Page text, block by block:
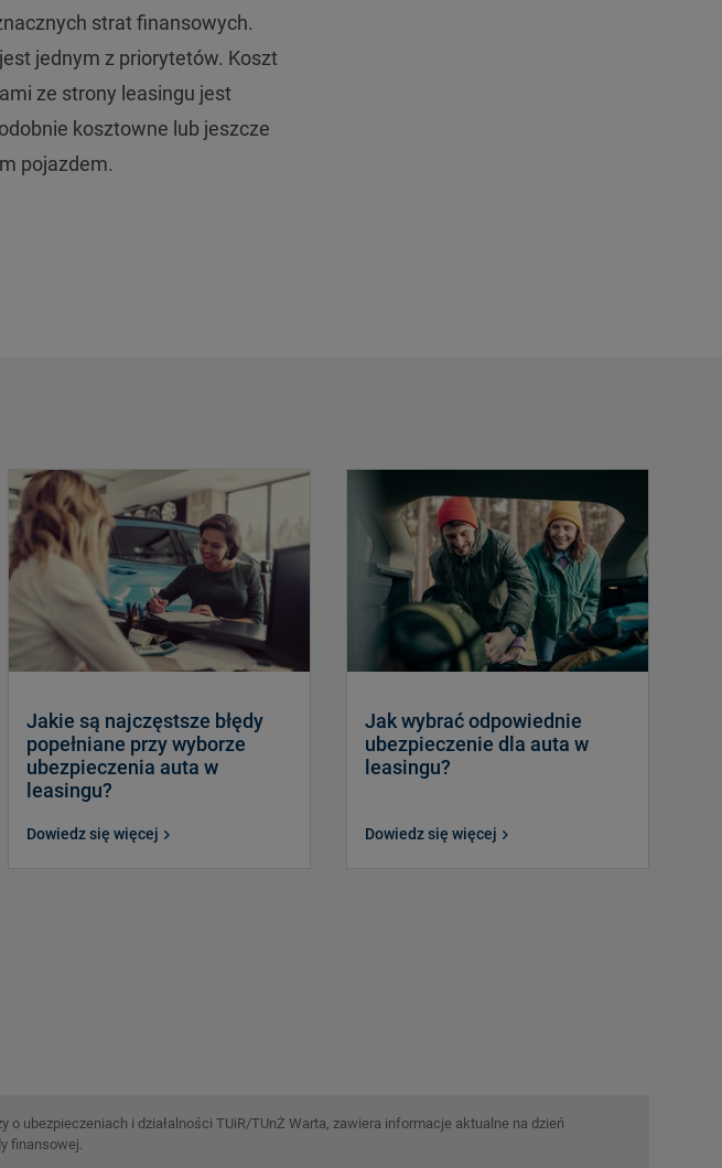
strat finansowych.
jednym z priorytetów. Koszt
ze strony leasingu jest
kosztowne lub jeszcze
pojazdem.
Jakie są najczęstsze błędy
popełniane przy wyborze
ubezpieczenia auta w
leasingu?
Dowiedz się więcej
Jak wybrać odpowiednie
ubezpieczenie dla auta w
leasingu?
Dowiedz się więcej
ubezpieczeniach i działalności TUiR/TUnŻ Warta, zawiera informacje aktualne na dzień
finansowej.